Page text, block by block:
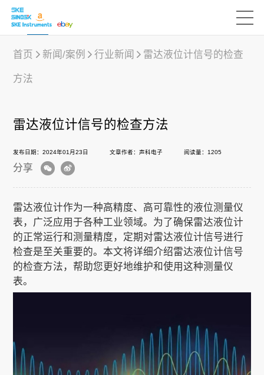
行业应用
下载中心
新闻/案例
声科之“芯”
EN
首页 新闻/案例 行业新闻 雷达液位计信号的检查
方法
雷达液位计信号的检查方法
发布日期：2024年01月23日 文章作者：声科电子 阅读量：1205
分享
雷达液位计作为一种高精度、高可靠性的液位测量仪
表，广泛应用于各种工业领域。为了确保雷达液位计
的正常运行和测量精度，定期对雷达液位计信号进行
检查是至关重要的。本文将详细介绍雷达液位计信号
的检查方法，帮助您更好地维护和使用这种测量仪
表。